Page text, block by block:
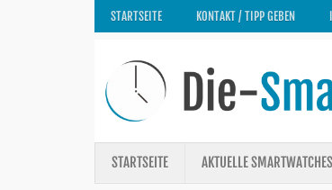
STARTSEITE KONTAKT / TIPP GEBEN
STARTSEITE AKTUELLE